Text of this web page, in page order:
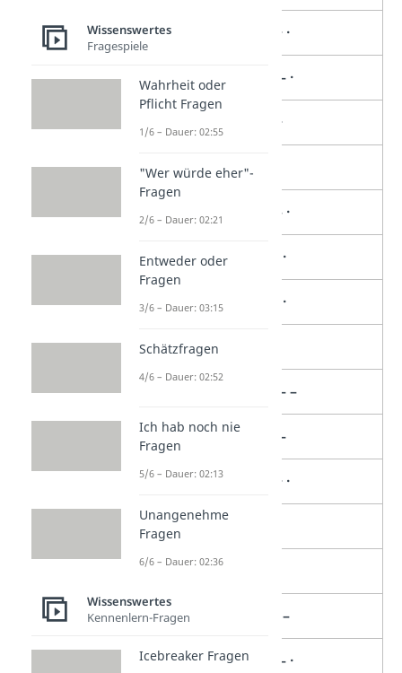
B – · · ·
C – · – ·
– · ·
E
F · · – ·
G – – ·
H · · · ·
I
· – – –
K – · –
L · – · ·
M
N
O – – –
P · – – ·
Wissenswertes
Fragespiele
Wahrheit oder
Pflicht Fragen
1/6 – Dauer: 02:55
"Wer würde eher"-
Fragen
2/6 – Dauer: 02:21
Entweder oder
Fragen
3/6 – Dauer: 03:15
Schätzfragen
4/6 – Dauer: 02:52
Ich hab noch nie
Fragen
5/6 – Dauer: 02:13
Unangenehme
Fragen
6/6 – Dauer: 02:36
Wissenswertes
Kennenlern-Fragen
Icebreaker Fragen